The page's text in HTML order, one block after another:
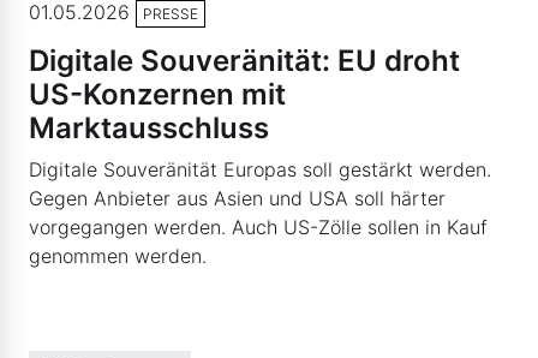
01.05.2026 PRESSE
Digitale Souveränität: EU droht
US-Konzernen mit
Marktausschluss
Digitale Souveränität Europas soll gestärkt werden.
Gegen Anbieter aus Asien und USA soll härter
vorgegangen werden. Auch US-Zölle sollen in Kauf
genommen werden.